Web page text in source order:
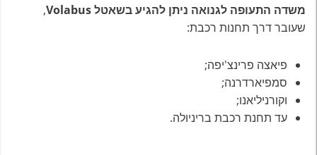
משדה התעופה לגנואה ניתן להגיע בשאטל Volabus
,
שעובר דרך תחנות רכבת:
פיאצה פרינצ'יפה;
סמפיארדרנה;
וקורניליאנו;
עד תחנת רכבת בריניולה.